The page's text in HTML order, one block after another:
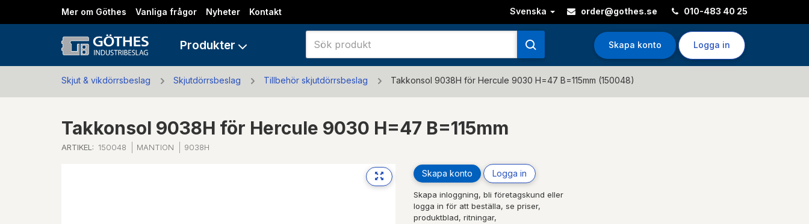
Mer om Göthes Vanliga frågor Nyheter Kontakt Svenska order@gothes.se 010-483 40 25
Skapa konto Logga in
Produkter
Skjut & vikdörrsbeslag Skjutdörrsbeslag Tillbehör skjutdörrsbeslag Takkonsol 9038H för Hercule 9030 H=47 B=115mm (150048)
Takkonsol 9038H för Hercule 9030 H=47 B=115mm
ARTIKEL: 150048 MANTION 9038H
Skapa konto Logga in
Skapa inloggning, bli företagskund eller
logga in för att beställa, se priser,
produktblad, ritningar,